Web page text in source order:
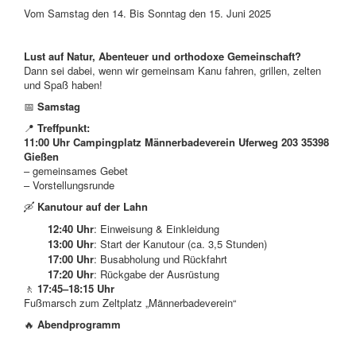
Vom Samstag den 14. Bis Sonntag den 15. Juni 2025
Lust auf Natur, Abenteuer und orthodoxe Gemeinschaft?
Dann sei dabei, wenn wir gemeinsam Kanu fahren, grillen, zelten
und Spaß haben!
📅 Samstag
📍 Treffpunkt:
11:00 Uhr Campingplatz Männerbadeverein Uferweg 203 35398
Gießen
– gemeinsames Gebet
– Vorstellungsrunde
🛶 Kanutour auf der Lahn
12:40 Uhr: Einweisung & Einkleidung
13:00 Uhr: Start der Kanutour (ca. 3,5 Stunden)
17:00 Uhr: Busabholung und Rückfahrt
17:20 Uhr: Rückgabe der Ausrüstung
🚶 17:45–18:15 Uhr
Fußmarsch zum Zeltplatz „Männerbadeverein“
🔥 Abendprogramm